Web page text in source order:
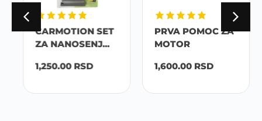
CARMOTION SET
ZA NANOSENJ...
1,250.00RSD
PRVA POMOC ZA
MOTOR
1,600.00RSD